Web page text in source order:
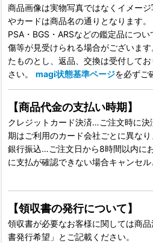
商品画像は実物写真ではなくイメー
やカードは商品名の通りとなります
PSA・BGS・ARSなどの鑑定品につ
傷等が見受けられる場合がございま
たものとし、返品、交換は受付して
さい。 magi状態基準ページを必ずご
【商品代金の支払い時期】
クレジットカード決済…ご注文時に
期はご利用のカード会社ごとに異なり
銀行振込…ご注文日から8時間以内に
に支払が確認できない場合キャンセ
【領収書の発行について】
領収書が必要なお客様に関しては商
書発行希望」とご記載ください。